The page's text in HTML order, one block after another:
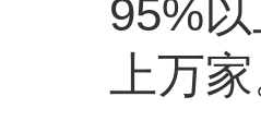
95%
上万家